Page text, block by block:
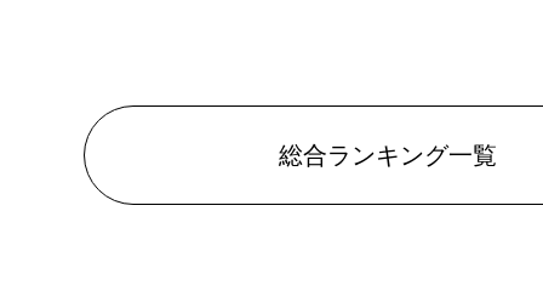
2026/01/08
おもちゃ
グ：30位
総合ランキング一覧